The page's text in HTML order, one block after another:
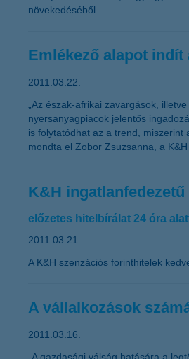
növekedéséből.
Emlékező alapot indít
2011.03.22.
„Az észak-afrikai zavargások,
nyersanyagpiacok jelentős
is folytatódhat az a trend,
mondta el Zobor Zsuzsanna, a
K&H
előzetes hitelbírálat 24 óra
2011.03.21.
A K&H szenzációs forinthitelek
A vállalkozások
2011.03.16.